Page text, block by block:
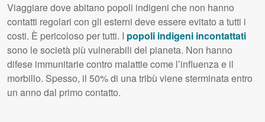
Viaggiare dove abitano popoli indigeni che non hanno
contatti regolari con gli esterni deve essere evitato a tutti i
costi. È pericoloso per tutti. I popoli indigeni incontattati
sono le società più vulnerabili del pianeta. Non hanno
difese immunitarie contro malattie come l’influenza e il
morbillo. Spesso, il 50% di una tribù viene sterminata entro
un anno dal primo contatto.